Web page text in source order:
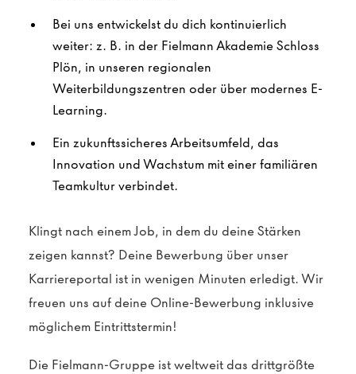
Bei uns entwickelst du dich kontinuierlich
weiter: z. B. in der Fielmann Akademie Schloss
Plön, in unseren regionalen
Weiterbildungszentren oder über modernes E-
Learning.
Ein zukunftssicheres Arbeitsumfeld, das
Innovation und Wachstum mit einer familiären
Teamkultur verbindet.
Klingt nach einem Job, in dem du deine Stärken
zeigen kannst? Deine Bewerbung über unser
Karriereportal ist in wenigen Minuten erledigt. Wir
freuen uns auf deine Online-Bewerbung inklusive
möglichem Eintrittstermin!
Die Fielmann-Gruppe ist weltweit das drittgrößte